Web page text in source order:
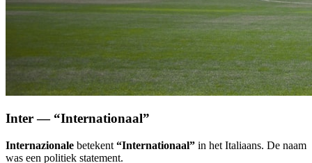
Inter — “Internationaal”
Internazionale betekent “Internationaal” in het Italiaans. De naam
was een politiek statement.